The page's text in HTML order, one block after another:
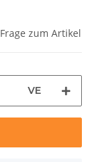
Frage zum Artikel
VE